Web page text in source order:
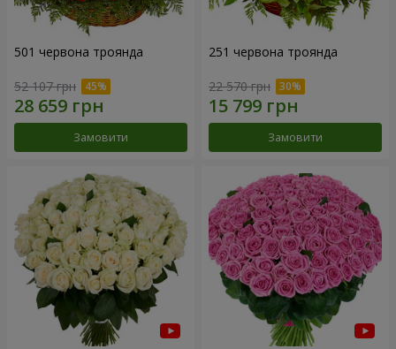
501 червона троянда
52 107 грн
Замовити
251 червона троянда
22 570 грн
Замовити